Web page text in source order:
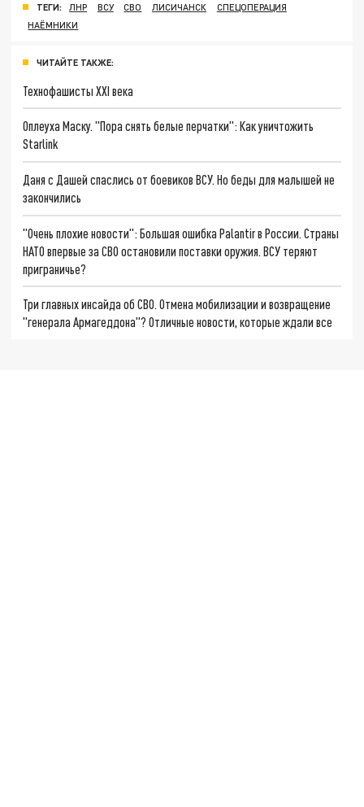
ТЕГИ: ЛНР ВСУ СВО ЛИСИЧАНСК
СПЕЦОПЕРАЦИЯ
НАЁМНИКИ
ЧИТАЙТЕ ТАКЖЕ:
Технофашисты XXI века
Оплеуха Маску. "Пора снять белые перчатки": Как уничтожить
Starlink
Даня с Дашей спаслись от боевиков ВСУ. Но беды для малышей не
закончились
"Очень плохие новости": Большая ошибка Palantir в России. Страны
НАТО впервые за СВО остановили поставки оружия. ВСУ теряют
приграничье?
Три главных инсайда об СВО. Отмена мобилизации и возвращение
"генерала Армагеддона"? Отличные новости, которые ждали все